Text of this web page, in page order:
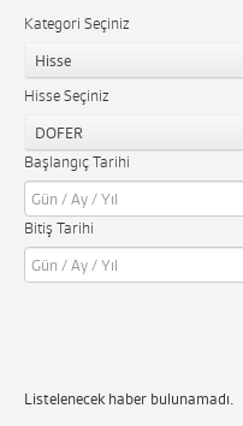
Kategori Seçiniz
Hisse
Hisse Seçiniz
DOFER
Başlangıç Tarihi
Bitiş Tarihi
Listelenecek haber bulunamadı.